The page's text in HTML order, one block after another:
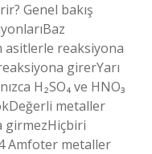
Genel bakış
asitlerle reaksiyona
girerYarı
H₂SO₄ ve HNO₃
metaller
girmezHiçbiri
Amfoter metaller